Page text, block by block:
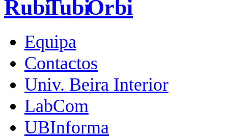
Equipa
Contactos
Univ. Beira Interior
LabCom
UBInforma